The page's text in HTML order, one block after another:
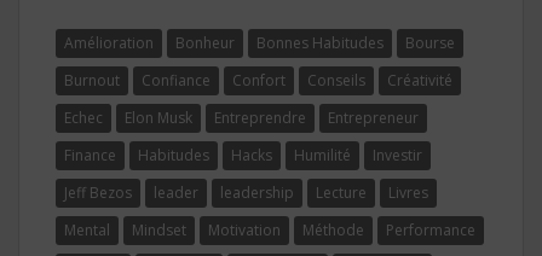
Amélioration Bonheur Bonnes Habitudes
Bourse
Burnout
Confiance Confort Conseils
Créativité
Echec
Elon Musk Entreprendre
Entrepreneur
Finance
Habitudes Hacks Humilité
Investir
Jeff Bezos
leader leadership Lecture
Livres
Mental
Mindset Motivation Méthode
Performance